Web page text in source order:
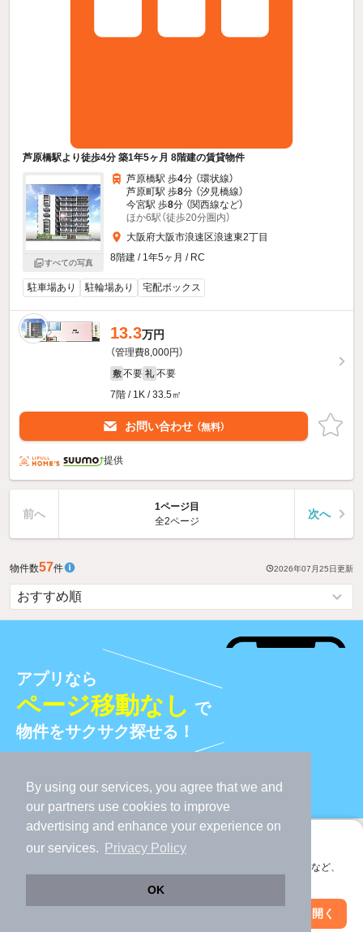
By using our services, you agree that we and
our partners use cookies to improve
advertising and enhance your experience on
our services.
Privacy Policy
OK
アプリに切り替えて、サクサクお部屋探し
会員登録なしですぐ使える。マップ検索やお気に入り保存など、
アプリを開く
芦原橋駅より徒歩4分 築1年5ヶ月 8階建の賃貸物件
すべての写真
芦原橋駅 歩4分 （環状線）
芦原町駅 歩8分 （汐見橋線）
今宮駅 歩8分 （関西線など）
ほか6駅（徒歩20分圏内）
大阪府大阪市浪速区浪速東2丁目
8階建 / 1年5ヶ月 / RC
駐車場あり 駐輪場あり 宅配ボックス
13.3万円
（管理費8,000円）
敷 不要 礼 不要
7階 / 1K / 33.5㎡
お問い合わせ （無料）
提供
前へ
1ページ目
全2ページ
次へ
物件数57件 2026年07月25日更新
アプリなら
ページ移動なし で
物件をサクサク探せる！
アプリをダウンロード
条件を変更する
変更する 変更する
地図
絞り込み条件を変更